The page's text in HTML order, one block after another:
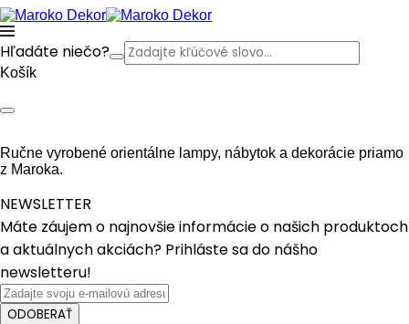
Hľadáte niečo?
Košík
Ručne vyrobené orientálne lampy, nábytok a dekorácie priamo
z Maroka.
NEWSLETTER
Máte záujem o najnovšie informácie o našich produktoch
a aktuálnych akciách? Prihláste sa do nášho
newsletteru!
ODOBERAŤ